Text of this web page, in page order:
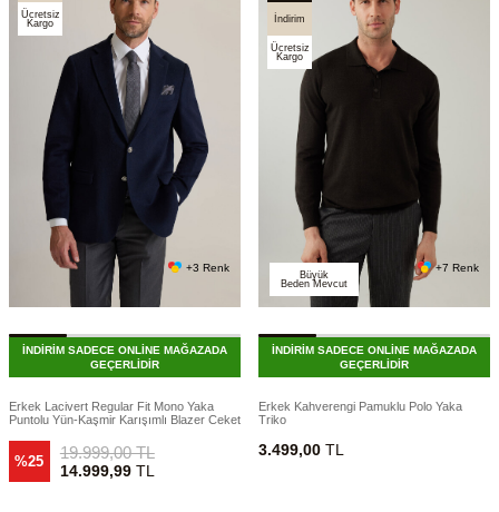
Ücretsiz
Kargo
+3 Renk
İNDİRİM SADECE ONLİNE MAĞAZADA
GEÇERLİDİR
Erkek Lacivert Regular Fit Mono Yaka
Puntolu Yün-Kaşmir Karışımlı Blazer Ceket
%25 19.999,00TL
14.999,99TL
İndirim
Ücretsiz
Kargo
Büyük
Beden Mevcut
+7 Renk
İNDİRİM SADECE ONLİNE MAĞAZADA
GEÇERLİDİR
Erkek Kahverengi Pamuklu Polo Yaka
Triko
3.499,00 TL